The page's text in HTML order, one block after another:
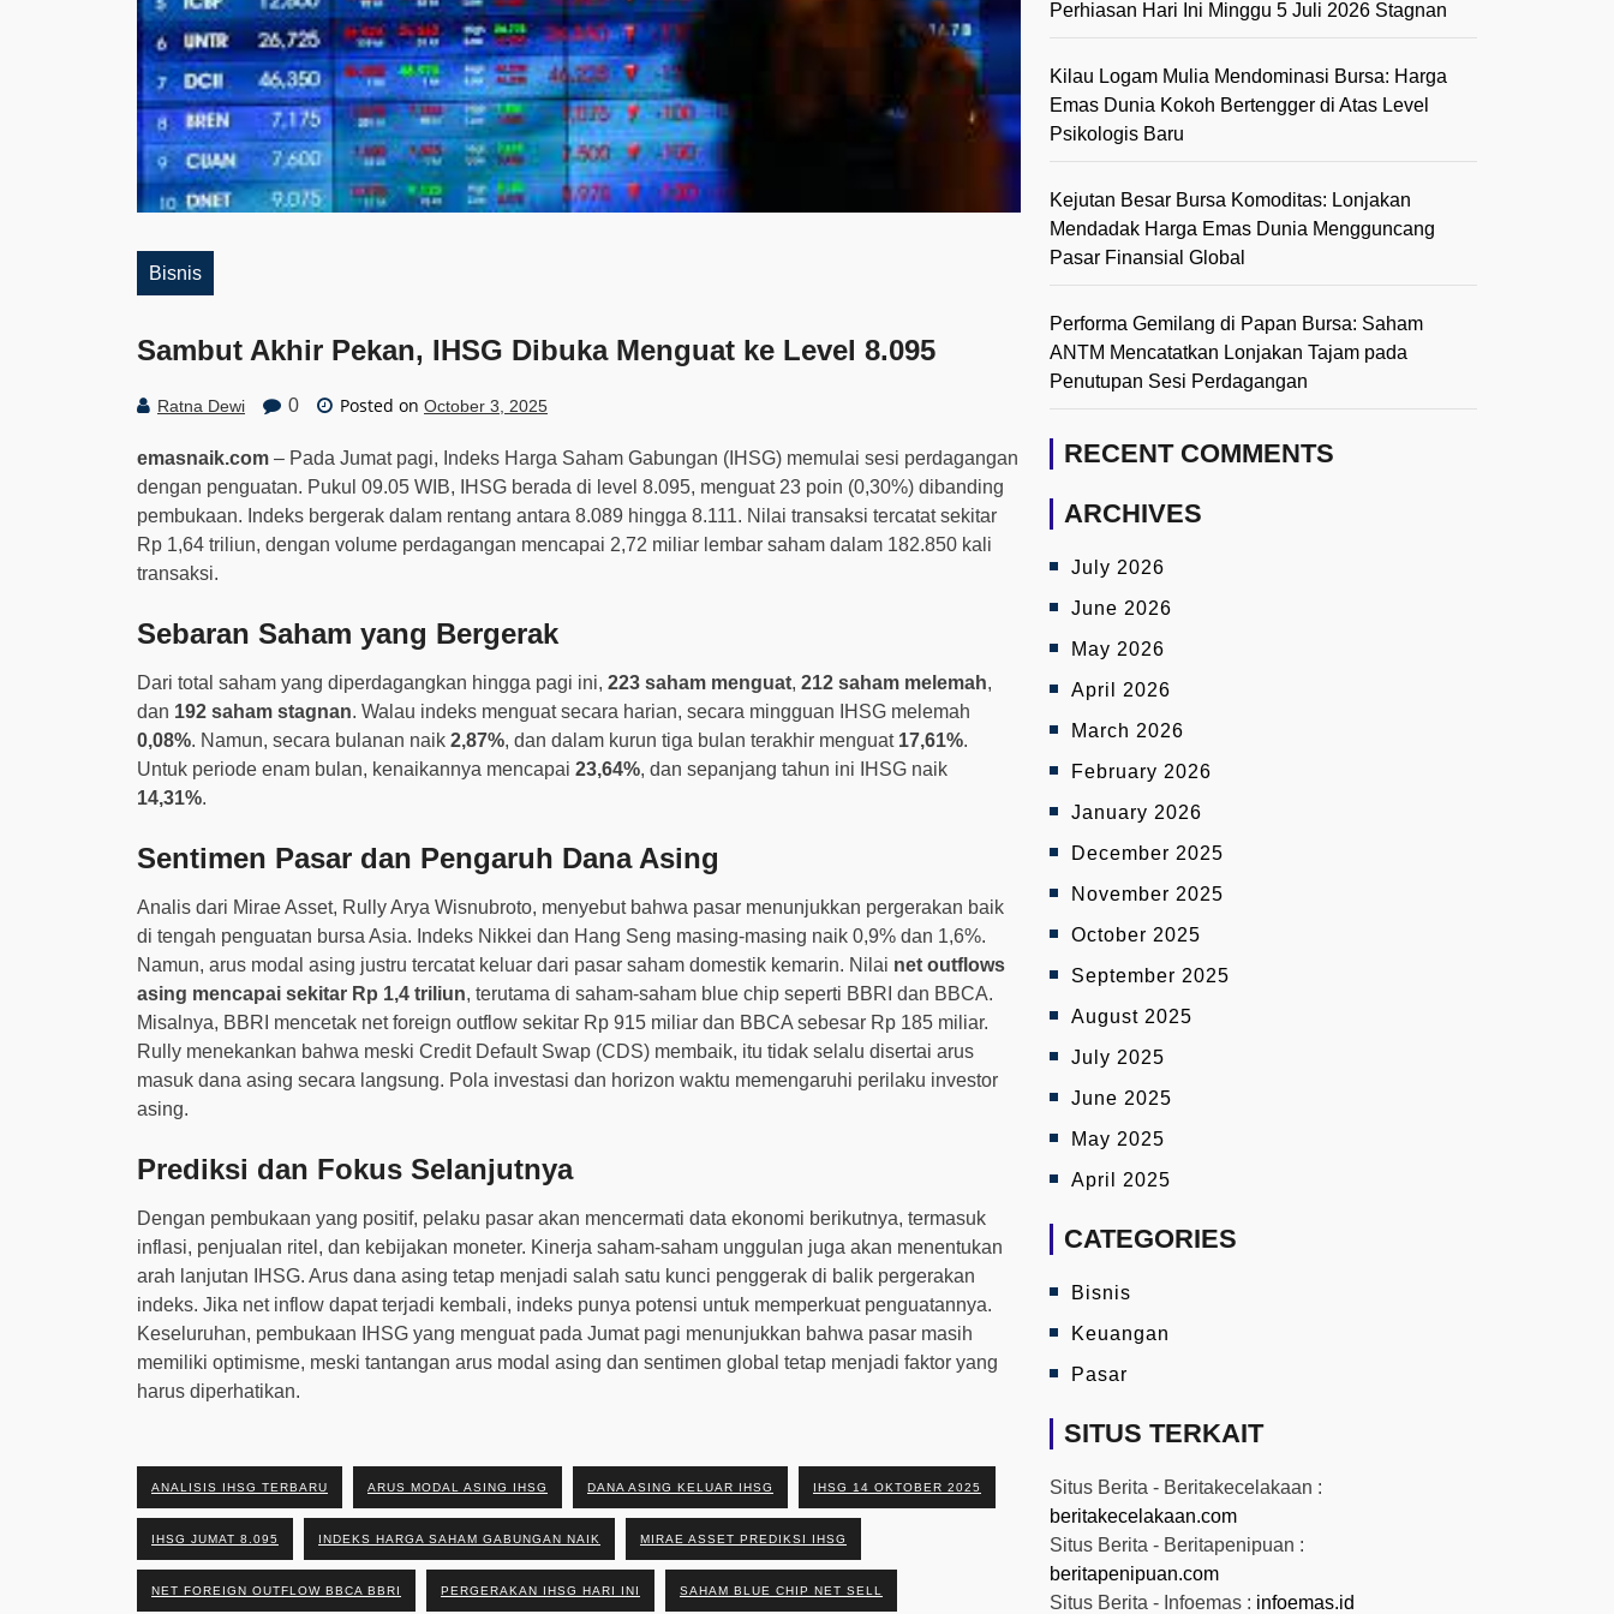
Bisnis
Sambut Akhir Pekan, IHSG Dibuka Menguat ke Level 8.095
Ratna Dewi 0 Posted on October 3, 2025
emasnaik.com – Pada Jumat pagi, Indeks Harga Saham Gabungan (IHSG) memulai sesi perdagangan
dengan penguatan. Pukul 09.05 WIB, IHSG berada di level 8.095, menguat 23 poin (0,30%) dibanding
pembukaan. Indeks bergerak dalam rentang antara 8.089 hingga 8.111. Nilai transaksi tercatat sekitar
Rp 1,64 triliun, dengan volume perdagangan mencapai 2,72 miliar lembar saham dalam 182.850 kali
transaksi.
Sebaran Saham yang Bergerak
Dari total saham yang diperdagangkan hingga pagi ini, 223 saham menguat, 212 saham melemah,
dan 192 saham stagnan. Walau indeks menguat secara harian, secara mingguan IHSG melemah
0,08%. Namun, secara bulanan naik 2,87%, dan dalam kurun tiga bulan terakhir menguat 17,61%.
Untuk periode enam bulan, kenaikannya mencapai 23,64%, dan sepanjang tahun ini IHSG naik
14,31%.
Sentimen Pasar dan Pengaruh Dana Asing
Analis dari Mirae Asset, Rully Arya Wisnubroto, menyebut bahwa pasar menunjukkan pergerakan baik
di tengah penguatan bursa Asia. Indeks Nikkei dan Hang Seng masing-masing naik 0,9% dan 1,6%.
Namun, arus modal asing justru tercatat keluar dari pasar saham domestik kemarin. Nilai net outflows
asing mencapai sekitar Rp 1,4 triliun, terutama di saham-saham blue chip seperti BBRI dan BBCA.
Misalnya, BBRI mencetak net foreign outflow sekitar Rp 915 miliar dan BBCA sebesar Rp 185 miliar.
Rully menekankan bahwa meski Credit Default Swap (CDS) membaik, itu tidak selalu disertai arus
masuk dana asing secara langsung. Pola investasi dan horizon waktu memengaruhi perilaku investor
asing.
Prediksi dan Fokus Selanjutnya
Dengan pembukaan yang positif, pelaku pasar akan mencermati data ekonomi berikutnya, termasuk
inflasi, penjualan ritel, dan kebijakan moneter. Kinerja saham-saham unggulan juga akan menentukan
arah lanjutan IHSG. Arus dana asing tetap menjadi salah satu kunci penggerak di balik pergerakan
indeks. Jika net inflow dapat terjadi kembali, indeks punya potensi untuk memperkuat penguatannya.
Keseluruhan, pembukaan IHSG yang menguat pada Jumat pagi menunjukkan bahwa pasar masih
memiliki optimisme, meski tantangan arus modal asing dan sentimen global tetap menjadi faktor yang
harus diperhatikan.
ANALISIS IHSG TERBARU ARUS MODAL ASING IHSG DANA ASING KELUAR IHSG IHSG 14 OKTOBER 2025
IHSG JUMAT 8.095 INDEKS HARGA SAHAM GABUNGAN NAIK MIRAE ASSET PREDIKSI IHSG
NET FOREIGN OUTFLOW BBCA BBRI PERGERAKAN IHSG HARI INI SAHAM BLUE CHIP NET SELL
Perhiasan Hari Ini Minggu 5 Juli 2026 Stagnan
Kilau Logam Mulia Mendominasi Bursa: Harga
Emas Dunia Kokoh Bertengger di Atas Level
Psikologis Baru
Kejutan Besar Bursa Komoditas: Lonjakan
Mendadak Harga Emas Dunia Mengguncang
Pasar Finansial Global
Performa Gemilang di Papan Bursa: Saham
ANTM Mencatatkan Lonjakan Tajam pada
Penutupan Sesi Perdagangan
RECENT COMMENTS
ARCHIVES
July 2026
June 2026
May 2026
April 2026
March 2026
February 2026
January 2026
December 2025
November 2025
October 2025
September 2025
August 2025
July 2025
June 2025
May 2025
April 2025
CATEGORIES
Bisnis
Keuangan
Pasar
SITUS TERKAIT
Situs Berita - Beritakecelakaan :
beritakecelakaan.com
Situs Berita - Beritapenipuan :
beritapenipuan.com
Situs Berita - Infoemas : infoemas.id